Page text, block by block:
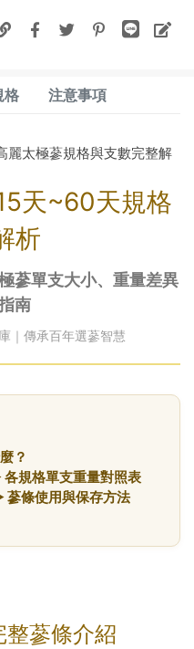
格 注意事項
麗太極蔘規格與支數完整解
天~60天規格
析
蔘單支大小、重量差異
南
｜傳承百年選蔘智慧
？
規格單支重量對照表
蔘條使用與保存方法
蔘條介紹